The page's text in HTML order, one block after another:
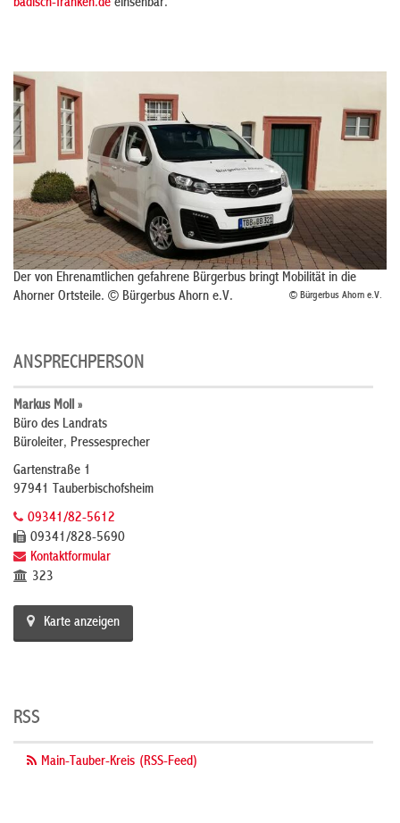
badisch-franken.de einsehbar.
© Bürgerbus Ahorn e.V.
Der von Ehrenamtlichen gefahrene Bürgerbus bringt Mobilität in die
Ahorner Ortsteile. © Bürgerbus Ahorn e.V.
ANSPRECHPERSON
Markus Moll »
Büro des Landrats
Büroleiter, Pressesprecher
Gartenstraße 1
97941 Tauberbischofsheim
09341/82-5612
09341/828-5690
Kontaktformular
323
Karte anzeigen
RSS
Main-Tauber-Kreis (RSS-Feed)